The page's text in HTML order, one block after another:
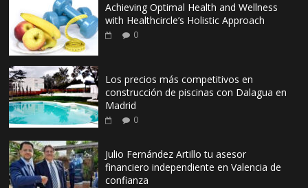
Achieving Optimal Health and Wellness
with Healthcircle’s Holistic Approach
0
Los precios más competitivos en
construcción de piscinas con Dalagua en
Madrid
0
Julio Fernández Artillo tu asesor
financiero independiente en Valencia de
confianza